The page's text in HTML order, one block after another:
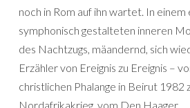
noch in Rom auf ihn wartet. In einem
symphonisch gestalteten inneren
des Nachtzugs, mäandernd, sich
Erzähler von Ereignis zu Ereignis –
christlichen Phalange in Beirut 1982
Nordafrikakrieg, vom Den Haager